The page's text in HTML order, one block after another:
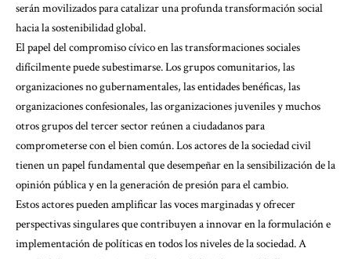
serán movilizados para catalizar una profunda transformación social
hacia la sostenibilidad global.
El papel del compromiso cívico en las transformaciones sociales
difícilmente puede subestimarse. Los grupos comunitarios, las
organizaciones no gubernamentales, las entidades benéficas, las
organizaciones confesionales, las organizaciones juveniles y muchos
otros grupos del tercer sector reúnen a ciudadanos para
comprometerse con el bien común. Los actores de la sociedad civil
tienen un papel fundamental que desempeñar en la sensibilización de la
opinión pública y en la generación de presión para el cambio.
Estos actores pueden amplificar las voces marginadas y ofrecer
perspectivas singulares que contribuyen a innovar en la formulación e
implementación de políticas en todos los niveles de la sociedad. A